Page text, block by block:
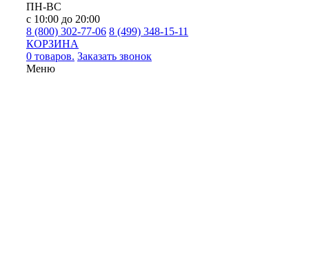
ПН-ВС
с 10:00 до 20:00
8 (800) 302-77-06 8 (499) 348-15-11
КОРЗИНА
0 товаров. Заказать звонок
Меню